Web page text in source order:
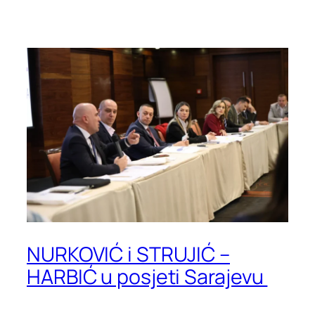
NURKOVIĆ i STRUJIĆ –
HARBIĆ u posjeti Sarajevu